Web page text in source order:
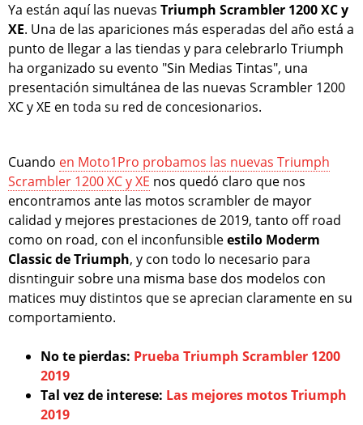
Ya están aquí las nuevas Triumph Scrambler 1200 XC y
XE. Una de las apariciones más esperadas del año está a
punto de llegar a las tiendas y para celebrarlo Triumph
ha organizado su evento "Sin Medias Tintas", una
presentación simultánea de las nuevas Scrambler 1200
XC y XE en toda su red de concesionarios.
Cuando en Moto1Pro probamos las nuevas Triumph
Scrambler 1200 XC y XE nos quedó claro que nos
encontramos ante las motos scrambler de mayor
calidad y mejores prestaciones de 2019, tanto off road
como on road, con el inconfunsibleestilo Moderm
Classic de Triumph, y con todo lo necesario para
disntinguir sobre una misma base dos modelos con
matices muy distintos que se aprecian claramente en su
comportamiento.
No te pierdas: Prueba Triumph Scrambler 1200
2019
Tal vez de interese: Las mejores motos Triumph
2019